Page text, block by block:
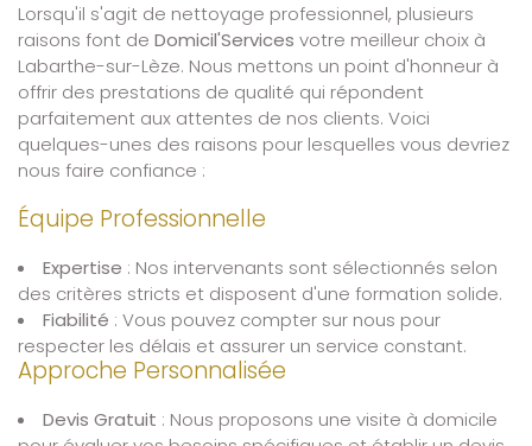
Lorsqu'il s'agit de nettoyage professionnel, plusieurs
raisons font de Domicil'Services votre meilleur choix à
Labarthe-sur-Lèze. Nous mettons un point d'honneur à
offrir des prestations de qualité qui répondent
parfaitement aux attentes de nos clients. Voici
quelques-unes des raisons pour lesquelles vous devriez
nous faire confiance :
Équipe Professionnelle
Expertise : Nos intervenants sont sélectionnés selon
des critères stricts et disposent d'une formation solide.
Fiabilité : Vous pouvez compter sur nous pour
respecter les délais et assurer un service constant.
Approche Personnalisée
Devis Gratuit : Nous proposons une visite à domicile